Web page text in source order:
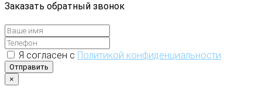
Заказать обратный звонок
Я согласен с Политикой конфиденциальности
Отправить
×